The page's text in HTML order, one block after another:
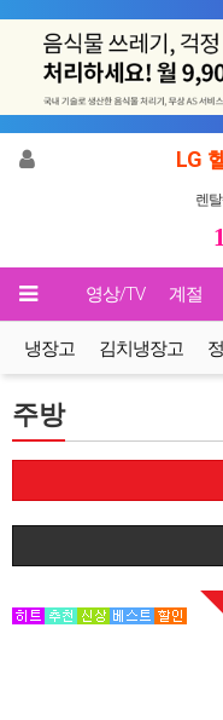
LG
렌
메인 영상/TV 계절
냉장고 김치냉장고
주방